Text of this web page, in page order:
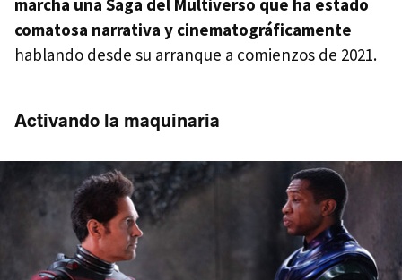
marcha una Saga del Multiverso que ha estado
comatosa narrativa y cinematográficamente
hablando desde su arranque a comienzos de 2021.
Activando la maquinaria